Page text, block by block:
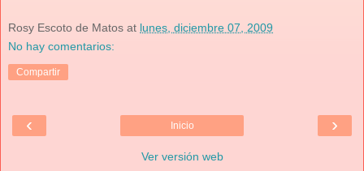
Rosy Escoto de Matos at lunes, diciembre 07, 2009
No hay comentarios:
Compartir
‹ ›
Inicio
Ver versión web